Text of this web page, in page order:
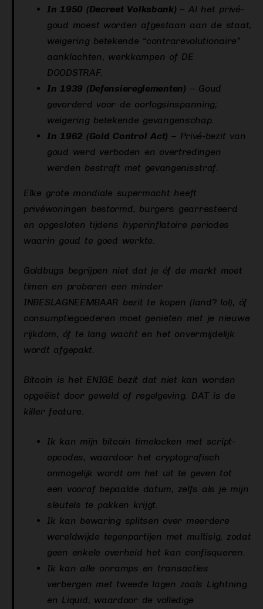
In 1950 (Decreet Volksbank)– Al het privé-
goud moest worden afgestaan aan de staat,
weigering betekende “contrarevolutionaire”
aanklachten, werkkampen of DE
DOODSTRAF.
In 1939 (Defensiereglementen) – Goud
gevorderd voor de oorlogsinspanning;
weigering betekende gevangenschap.
In 1962 (Gold Control Act) – Privé-bezit van
goud werd verboden en overtredingen
werden bestraft met gevangenisstraf.
Elke grote mondiale supermacht heeft
privéwoningen bestormd, burgers gearresteerd
en opgesloten tijdens hyperinflatoire periodes
waarin goud te goed werkte.
Goldbugs begrijpen niet dat je óf de markt moet
timen en proberen een minder
INBESLAGNEEMBAAR bezit te kopen (land? lol), óf
consumptiegoederen moet genieten met je nieuwe
rijkdom, óf te lang wacht en het onvermijdelijk
wordt afgepakt.
Bitcoin is het ENIGE bezit dat niet kan worden
opgeëist door geweld of regelgeving. DAT is de
killer feature.
Ik kan mijn bitcoin timelocken met script-
opcodes, waardoor het cryptografisch
onmogelijk wordt om het uit te geven tot
een vooraf bepaalde datum, zelfs als je mijn
sleutels te pakken krijgt.
Ik kan bewaring splitsen over meerdere
wereldwijde tegenpartijen met multisig, zodat
geen enkele overheid het kan confisqueren.
Ik kan alle onramps en transacties
verbergen met tweede lagen zoals Lightning
en Liquid, waardoor de volledige